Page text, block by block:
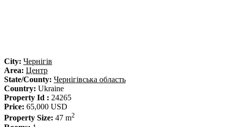
City: Чернігів
Area: Центр
State/County: Чернігівська область
Country: Ukraine
Property Id : 24265
Price: 65,000 USD
Property Size: 47 m2